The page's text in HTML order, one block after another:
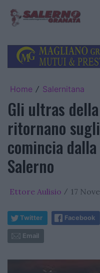
Home / Salernitana
Gli ultras
ritornano
comincia
Salerno
Ettore Aulisio / 17
Twitter Facebook
Email